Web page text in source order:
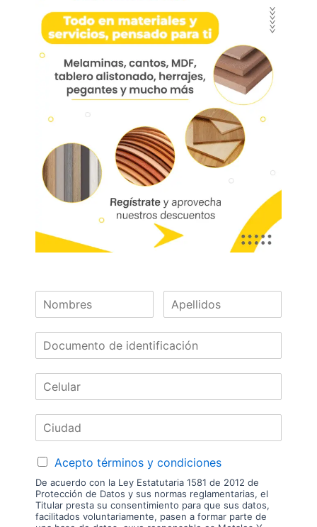
Código
01437
¿Necesitas asesoría?¡Escríbenos!
Las imágenes mostradas son de referencia y los colores podrían variar
en físico. Los costos de envío son variables y serán asumidos por el
comprador. No incluye servicios como corte, cantos o enchape. Sólo
despachamos tableros en la zona urbana de las ciudades donde
tenemos sucursal. Disponibilidad de mercancía sujeta a verificación de
inventario. Precio sujeto a cambios sin previo aviso.
Nuestras
Marcas
Acepto términos y condiciones
De acuerdo con la Ley Estatutaria 1581 de 2012 de
Protección de Datos y sus normas reglamentarias, el
Titular presta su consentimiento para que sus datos,
facilitados voluntariamente, pasen a formar parte de